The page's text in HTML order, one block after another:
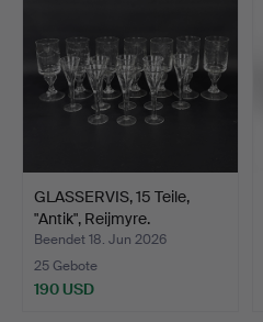
GLASSERVIS, 15 Teile,
"Antik", Reijmyre.
Beendet 18. Jun 2026
25 Gebote
190 USD